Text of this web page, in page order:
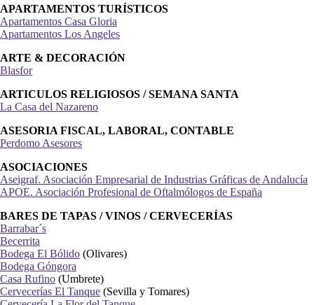
APARTAMENTOS TURÍSTICOS
Apartamentos Casa Gloria
Apartamentos Los Angeles
ARTE & DECORACIÓN
Blasfor
ARTICULOS RELIGIOSOS / SEMANA SANTA
La Casa del Nazareno
ASESORIA FISCAL, LABORAL, CONTABLE
Perdomo Asesores
ASOCIACIONES
Aseigraf. Asociación Empresarial de Industrias Gráficas de Andalucía
APOE. Asociación Profesional de Oftalmólogos de España
BARES DE TAPAS / VINOS / CERVECERÍAS
Barrabar´s
Becerrita
Bodega El Bólido (Olivares)
Bodega Góngora
Casa Rufino (Umbrete)
Cervecerías El Tanque (Sevilla y Tomares)